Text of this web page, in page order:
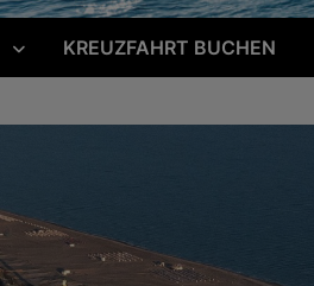
KREUZFAHRT BUCHEN